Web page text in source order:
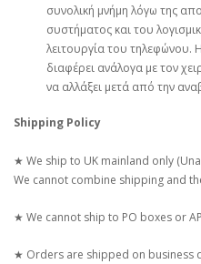
συνολική μνήμη λόγω της
συστήματος και του
λειτουργία του τηλεφώνου.
διαφέρει ανάλογα με τον
να αλλάξει μετά από την
Shipping Policy
★ We ship to UK mainland only
We cannot combine shipping and
★ We cannot ship to PO boxes or
★ Orders are shipped on business